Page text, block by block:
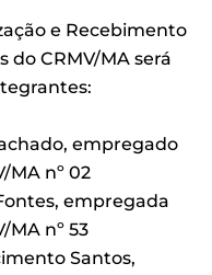
e Recebimento
do CRMV/MA será
empregado
MA nº 02
empregada
nº 53
Santos,